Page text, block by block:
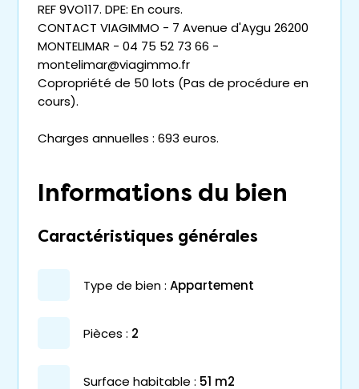
REF 9VO117. DPE: En cours.
CONTACT VIAGIMMO - 7 Avenue d'Aygu 26200
MONTELIMAR - 04 75 52 73 66 -
montelimar@viagimmo.fr
Copropriété de 50 lots (Pas de procédure en
cours).
Charges annuelles : 693 euros.
Informations du bien
Caractéristiques générales
type de bien : appartement
pièces : 2
surface habitable : 51 m2